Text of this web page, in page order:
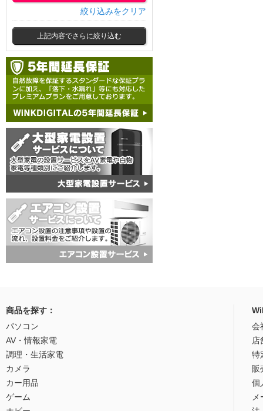
絞り込みをクリア
上記内容でさらに絞り込む
商品を探す：
パソコン
AV・情報家電
調理・生活家電
カメラ
カー用品
ゲーム
会
店
特
販
個
メ